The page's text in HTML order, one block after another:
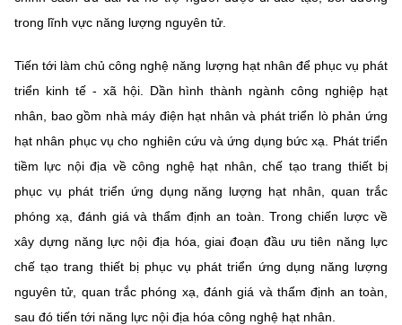
trong lĩnh vực năng lượng nguyên tử.
Tiến tới làm chủ công nghệ năng lượng hạt nhân để phục vụ phát
triển kinh tế - xã hội. Dần hình thành ngành công nghiệp hạt
nhân, bao gồm nhà máy điện hạt nhân và phát triển lò phản ứng
hạt nhân phục vụ cho nghiên cứu và ứng dụng bức xạ. Phát triển
tiềm lực nội địa về công nghệ hạt nhân, chế tạo trang thiết bị
phục vụ phát triển ứng dụng năng lượng hạt nhân, quan trắc
phóng xạ, đánh giá và thẩm định an toàn. Trong chiến lược về
xây dựng năng lực nội địa hóa, giai đoạn đầu ưu tiên năng lực
chế tạo trang thiết bị phục vụ phát triển ứng dụng năng lượng
nguyên tử, quan trắc phóng xạ, đánh giá và thẩm định an toàn,
sau đó tiến tới năng lực nội địa hóa công nghệ hạt nhân.